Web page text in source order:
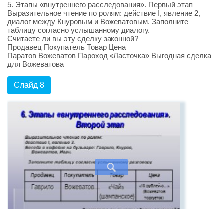
5. Этапы «внутреннего расследования». Первый этап
Выразительное чтение по ролям: действие I, явление 2,
диалог между Кнуровым и Вожеватовым. Заполните
таблицу согласно услышанному диалогу.
Считаете ли вы эту сделку законной?
Продавец Покупатель Товар Цена
Паратов Вожеватов Пароход «Ласточка» Выгодная сделка
для Вожеватова
Слайд 8